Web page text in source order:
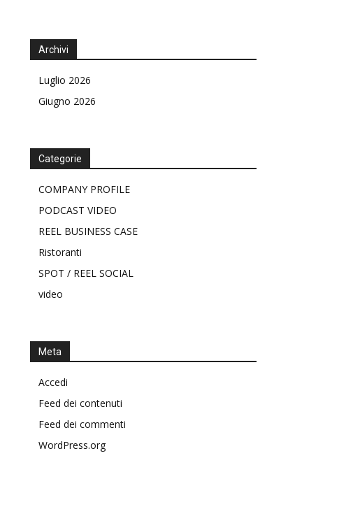
Archivi
Luglio 2026
Giugno 2026
Categorie
COMPANY PROFILE
PODCAST VIDEO
REEL BUSINESS CASE
Ristoranti
SPOT / REEL SOCIAL
video
Meta
Accedi
Feed dei contenuti
Feed dei commenti
WordPress.org